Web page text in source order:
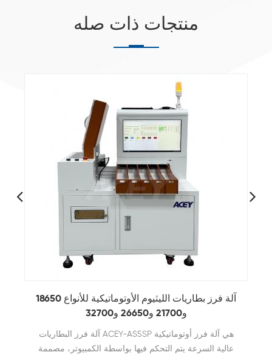
منتجات ذات صله
آلة فرز بطاريات الليثيوم الأوتوماتيكية للأنواع 18650
و21700 و26650 و32700
آلة فرز البطاريات ACEY-AS5SP هي آلة فرز أوتوماتيكية
عالية السرعة يتم التحكم فيها بواسطة الكمبيوتر، مصممة